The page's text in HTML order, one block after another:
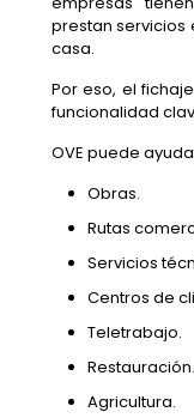
prestan servicios
casa.
Por eso, el
funcionalidad
OVE puede
Obras.
Rutas
Servicios
Centros de
Teletrabajo.
Restauración.
Agricultura.